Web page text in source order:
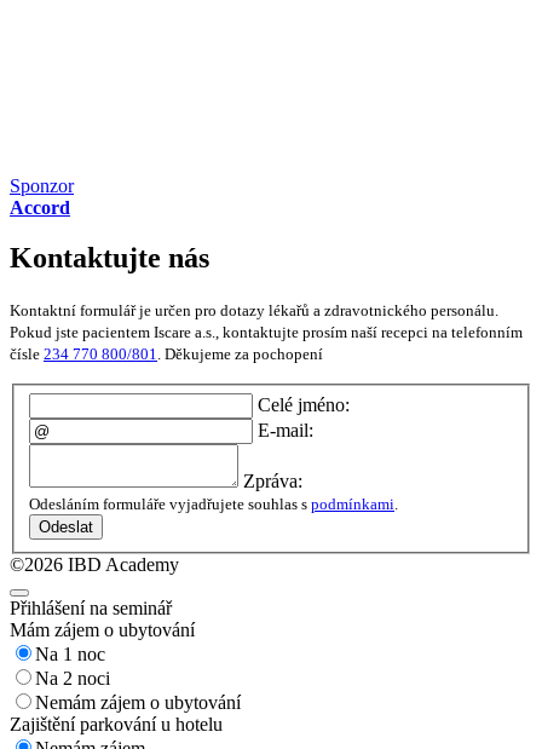
Sponzor
Accord
Kontaktujte nás
Kontaktní formulář je určen pro dotazy lékařů a zdravotnického personálu.
Pokud jste pacientem Iscare a.s., kontaktujte prosím naší recepci na telefonním
čísle 234 770 800/801. Děkujeme za pochopení
Celé jméno:
E-mail:
Zpráva:
Odesláním formuláře vyjadřujete souhlas s podmínkami
Odeslat
©2026 IBD Academy
Přihlášení na seminář
Mám zájem o ubytování
Na 1 noc
Na 2 noci
Nemám zájem o ubytování
Zajištění parkování u hotelu